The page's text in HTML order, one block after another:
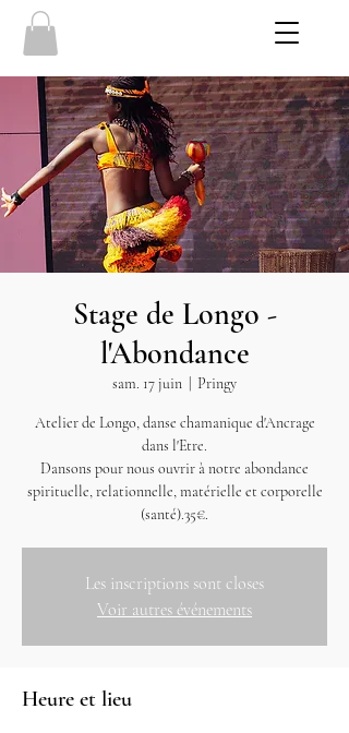
Stage de Longo -
l'Abondance
sam. 17 juin Pringy
Atelier de Longo, danse chamanique d'Ancrage
dans l'Etre.
Dansons pour nous ouvrir à notre abondance
spirituelle, relationnelle, matérielle et corporelle
(santé).35€.
Les inscriptions sont closes
Voir autres événements
Heure et lieu